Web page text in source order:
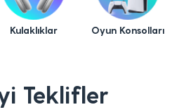
Kulaklıklar Oyun Konsolları
Teklifler